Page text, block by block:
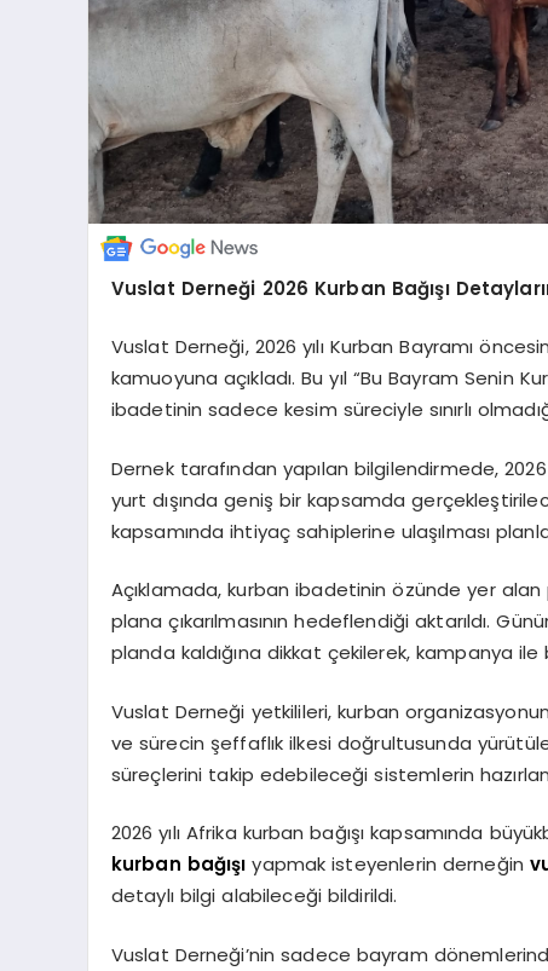
Vuslat Derneği 2026 Kurban Bağışı
Vuslat Derneği, 2026 yılı Kurban Bayramı
kamuoyuna açıkladı. Bu yıl “Bu Bayram Senin
ibadetinin sadece kesim süreciyle sınırlı
Dernek tarafından yapılan bilgilendirmede,
yurt dışında geniş bir kapsamda
kapsamında ihtiyaç sahiplerine ulaşılması
Açıklamada, kurban ibadetinin özünde yer
plana çıkarılmasının hedeflendiği aktarıldı.
planda kaldığına dikkat çekilerek, kampanya
Vuslat Derneği yetkilileri, kurban
ve sürecin şeffaflık ilkesi doğrultusunda
süreçlerini takip edebileceği sistemlerin
2026 yılı Afrika kurban bağışı kapsamında
kurban bağışı yapmak isteyenlerin derneğin
detaylı bilgi alabileceği bildirildi.
Vuslat Derneği’nin sadece bayram